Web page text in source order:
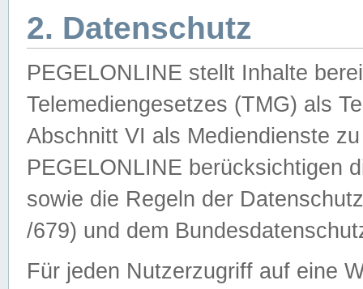
2. Datenschutz
PEGELONLINE stellt Inhalte
Telemediengesetzes (TMG) als
Abschnitt VI als Mediendienste
PEGELONLINE berücksichtigen
sowie die Regeln der
/679) und dem
Für jeden Nutzerzugriff auf eine